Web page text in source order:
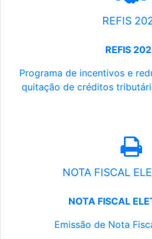
REFIS
REFIS
Programa de incentivos e
quitação de créditos
NOTA FISCAL
NOTA FISCAL
Emissão de Nota